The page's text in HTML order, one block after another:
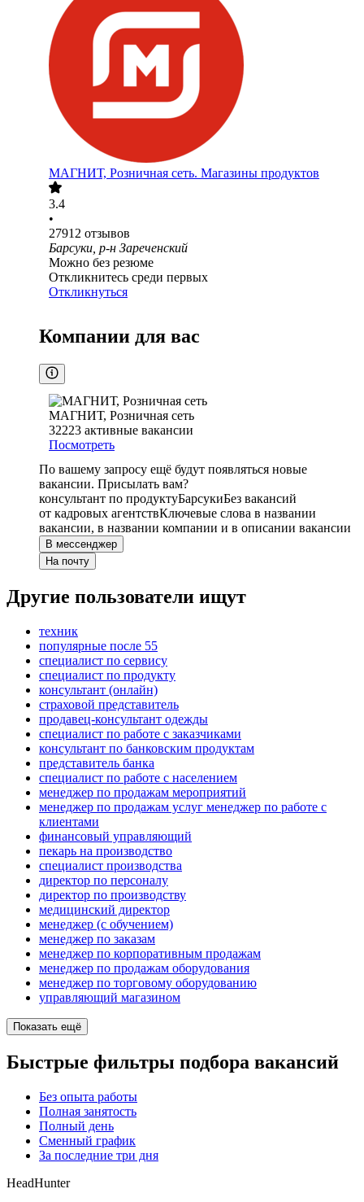
МАГНИТ, Розничная сеть. Магазины продуктов
3.4
•
27912 отзывов
Барсуки, р-н Зареченский
Можно без резюме
Откликнитесь среди первых
Откликнуться
Компании для вас
МАГНИТ, Розничная сеть
32223 активные вакансии
Посмотреть
По вашему запросу ещё будут появляться новые
вакансии. Присылать вам?
консультант по продуктуБарсукиБез вакансий
от кадровых агентствКлючевые слова в названии
вакансии, в названии компании и в описании вакансии
В мессенджер
На почту
Другие пользователи ищут
техник
популярные после 55
специалист по сервису
специалист по продукту
консультант (онлайн)
страховой представитель
продавец-консультант одежды
специалист по работе с заказчиками
консультант по банковским продуктам
представитель банка
специалист по работе с населением
менеджер по продажам мероприятий
менеджер по продажам услуг менеджер по работе с
клиентами
финансовый управляющий
пекарь на производство
специалист производства
директор по персоналу
директор по производству
медицинский директор
менеджер (с обучением)
менеджер по заказам
менеджер по корпоративным продажам
менеджер по продажам оборудования
менеджер по торговому оборудованию
управляющий магазином
Показать ещё
Быстрые фильтры подбора вакансий
Без опыта работы
Полная занятость
Полный день
Сменный график
За последние три дня
HeadHunter